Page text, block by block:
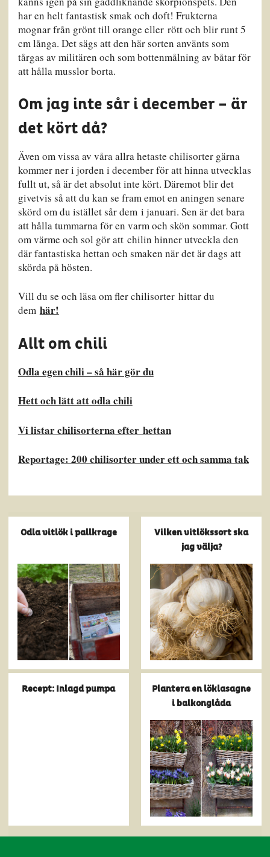
har en helt fantastisk smak och doft! Frukterna
mognar från grönt till orange eller rött och blir runt 5
cm långa. Det sägs att den här sorten använts som
tårgas av militären och som bottenmålning av båtar för
att hålla musslor borta.
Om jag inte sår i december – är
det kört då?
Även om vissa av våra allra hetaste chilisorter gärna
kommer ner i jorden i december för att hinna utvecklas
fullt ut, så är det absolut inte kört. Däremot blir det
givetvis så att du kan se fram emot en aningen senare
skörd om du istället sår dem i januari. Sen är det bara
att hålla tummarna för en varm och skön sommar. Gott
om värme och sol gör att chilin hinner utveckla den
där fantastiska hettan och smaken när det är dags att
skörda på hösten.
Vill du se och läsa om fler chilisorter hittar du
dem här!
Allt om chili
Odla egen chili – så här gör du
Hett och lätt att odla chili
Vi listar chilisorterna efter hettan
Reportage: 200 chilisorter under ett och samma tak
Odla vitlök i pallkrage
Vilken vitlökssort ska
jag välja?
Recept: Inlagd pumpa
Plantera en löklasagne
i balkonglåda